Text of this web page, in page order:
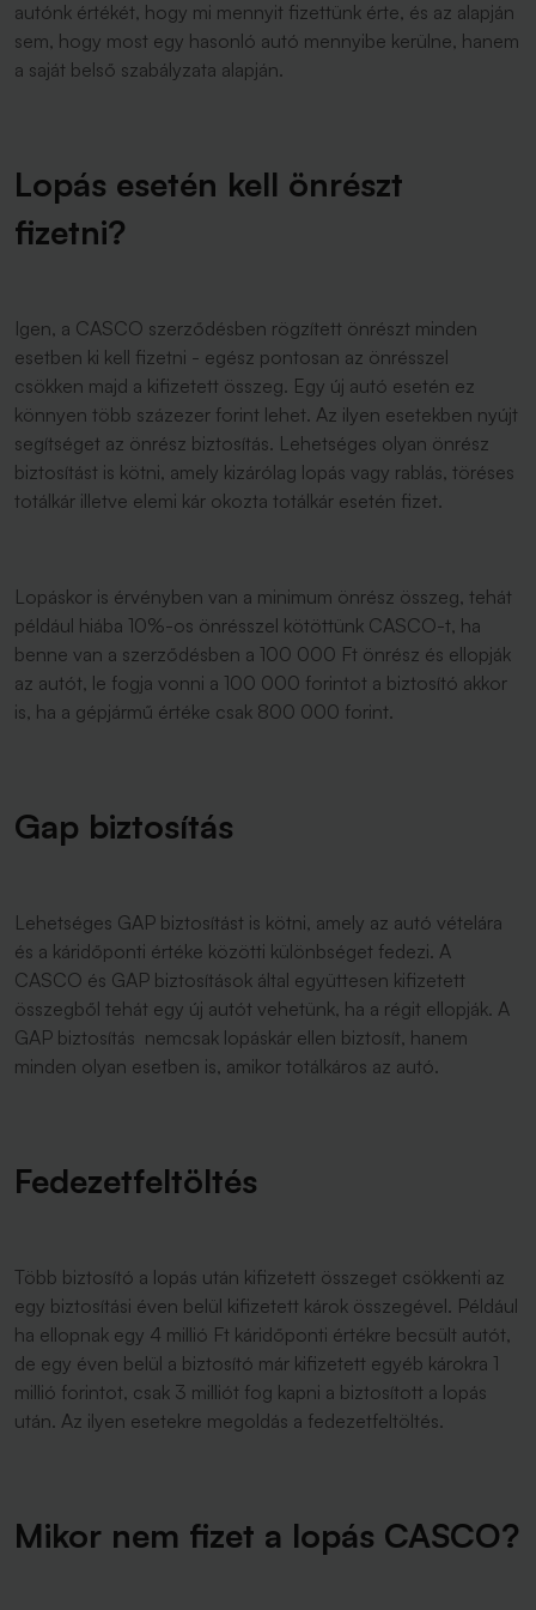
autónk értékét, hogy mi mennyit fizettünk érte, és az alapján
sem, hogy most egy hasonló autó mennyibe kerülne, hanem
a saját belső szabályzata alapján.
Lopás esetén kell önrészt
fizetni?
Igen, a CASCO szerződésben rögzített önrészt minden
esetben ki kell fizetni - egész pontosan az önrésszel
csökken majd a kifizetett összeg. Egy új autó esetén ez
könnyen több százezer forint lehet. Az ilyen esetekben nyújt
segítséget az önrész biztosítás. Lehetséges olyan önrész
biztosítást is kötni, amely kizárólag lopás vagy rablás, töréses
totálkár illetve elemi kár okozta totálkár esetén fizet.
Lopáskor is érvényben van a minimum önrész összeg, tehát
például hiába 10%-os önrésszel kötöttünk CASCO-t, ha
benne van a szerződésben a 100 000 Ft önrész és ellopják
az autót, le fogja vonni a 100 000 forintot a biztosító akkor
is, ha a gépjármű értéke csak 800 000 forint.
Gap biztosítás
Lehetséges GAP biztosítást is kötni, amely az autó vételára
és a káridőponti értéke közötti különbséget fedezi. A
CASCO és GAP biztosítások által együttesen kifizetett
összegből tehát egy új autót vehetünk, ha a régit ellopják. A
GAP biztosítás nemcsak lopáskár ellen biztosít, hanem
minden olyan esetben is, amikor totálkáros az autó.
Fedezetfeltöltés
Több biztosító a lopás után kifizetett összeget csökkenti az
egy biztosítási éven belül kifizetett károk összegével. Például
ha ellopnak egy 4 millió Ft káridőponti értékre becsült autót,
de egy éven belül a biztosító már kifizetett egyéb károkra 1
millió forintot, csak 3 milliót fog kapni a biztosított a lopás
után. Az ilyen esetekre megoldás a fedezetfeltöltés.
Mikor nem fizet a lopás CASCO?